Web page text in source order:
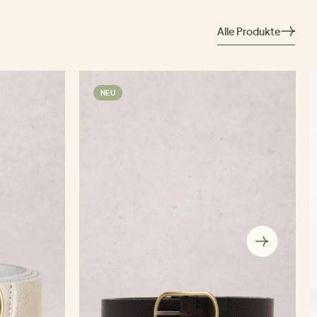
Alle Produkte
NEU